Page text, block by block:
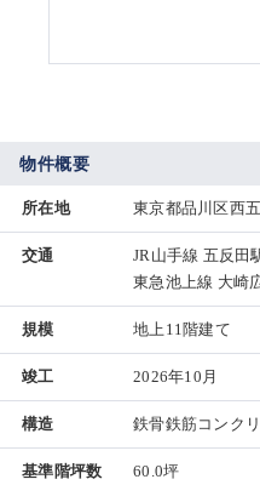
物件概要
所在地 東京都品川区西
交通
JR山手線 五反田
東急池上線 大崎
規模 地上11階建て
竣工 2026年10月
構造 鉄骨鉄筋コンク
基準階坪数 60.0坪